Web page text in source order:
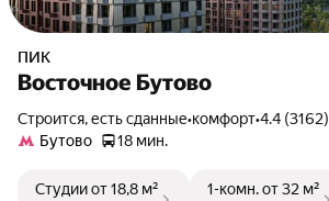
ПИК
Восточное Бутово
Строится, есть сданные•комфорт•4.4 (3162)
Бутово
18 мин.
Студииот 18,8 м²
1-комн.от 32 м²